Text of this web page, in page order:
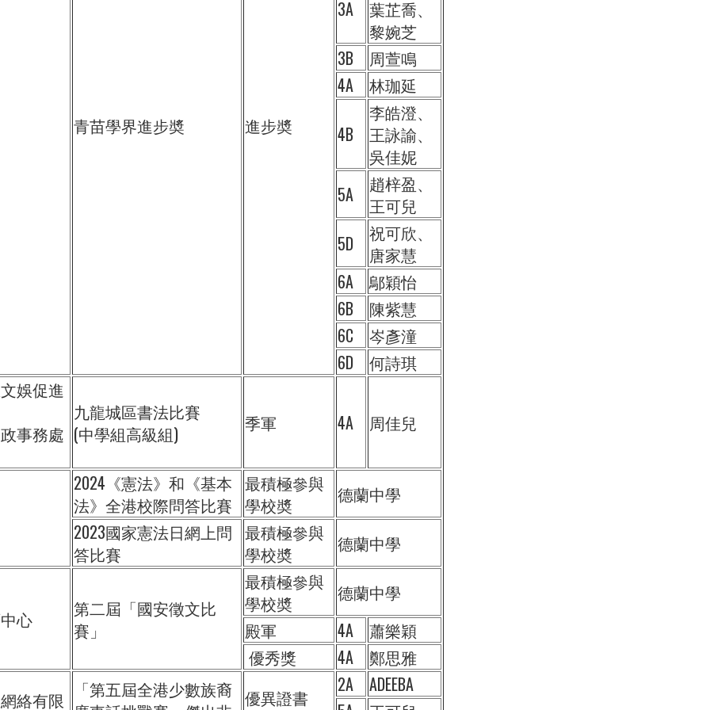
青苗學界進步奬 進步奬
3A
葉芷喬、
黎婉芝
3B
周萱鳴
4A
林珈延
4B
李皓澄、
王詠諭、
吳佳妮
5A
趙梓盈、
王可兒
5D
祝可欣、
唐家慧
6A
鄔穎怡
6B
陳紫慧
6C
岑彥潼
6D
何詩琪
娛促進
事務處
九龍城區書法比賽
(中學組高級組)
季軍 4A 周佳兒
2024《憲法》和《基本
法》全港校際問答比賽
最積極參與
學校奬
德蘭中學
2023國家憲法日網上問
答比賽
最積極參與
學校奬
德蘭中學
心
第二屆「國安徵文比
賽」
最積極參與
學校奬
德蘭中學
殿軍
4A
蕭樂穎
優秀獎
4A
鄭思雅
絡有限
「第五屆全港少數族裔 優異證書
2A
ADEEBA